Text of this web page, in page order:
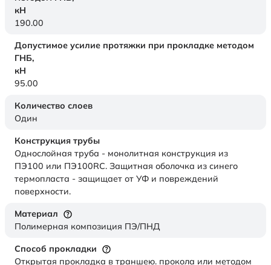
кН
190.00
Допустимое усилие протяжки при прокладке методом
ГНБ,
кН
95.00
Количество слоев
Один
Конструкция трубы
Однослойная труба - монолитная конструкция из
ПЭ100 или ПЭ100RC. Защитная оболочка из синего
термопласта - защищает от УФ и повреждений
поверхности.
Материал
Полимерная композиция ПЭ/ПНД
Способ прокладки
Открытая прокладка в траншею. прокола или методом